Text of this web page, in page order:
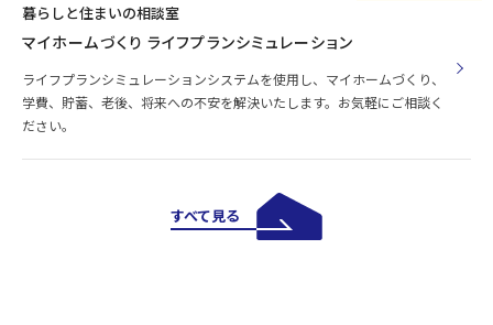
暮らしと住まいの相談室
マイホームづくり ライフプランシミュレーション
ライフプランシミュレーションシステムを使用し、マイホームづくり、
学費、貯蓄、老後、将来への不安を解決いたします。お気軽にご相談く
ださい。
すべて見る